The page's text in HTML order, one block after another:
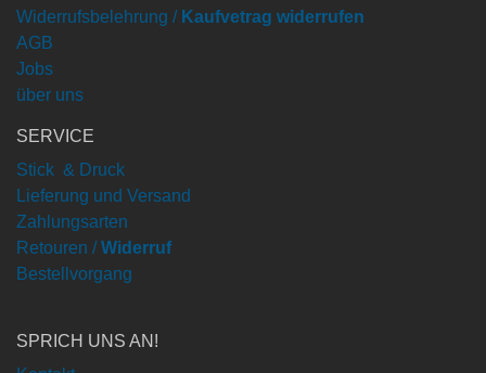
Widerrufsbelehrung / Kaufvetrag widerrufen
AGB
Jobs
über uns
SERVICE
Stick & Druck
Lieferung und Versand
Zahlungsarten
Retouren / Widerruf
Bestellvorgang
SPRICH UNS AN!